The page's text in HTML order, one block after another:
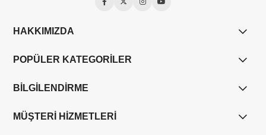
HAKKIMIZDA
POPÜLER KATEGORİLER
BİLGİLENDİRME
MÜŞTERİ HİZMETLERİ